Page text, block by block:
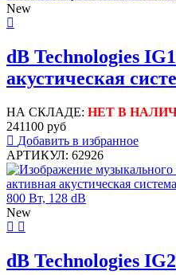
New
dB Technologies
акустическая
НА СКЛАДЕ: НЕТ В
241100 руб
Добавить в избранное
АРТИКУЛ: 62926
New
dB Technologies